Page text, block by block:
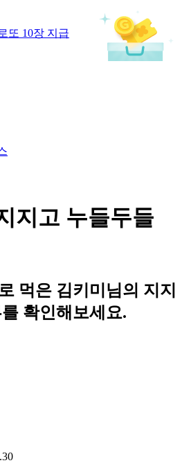
또 10장 지급
지고 누들두들
먹은 김키미님의 지지
확인해보세요.